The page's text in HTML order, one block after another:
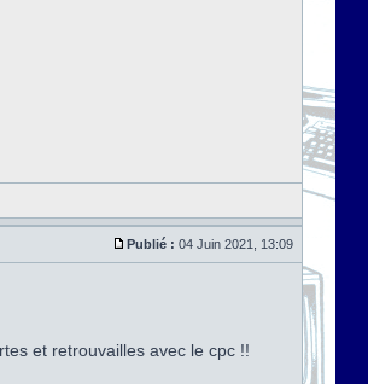
Publié : 04 Juin 2021, 13:09
et retrouvailles avec le cpc !!